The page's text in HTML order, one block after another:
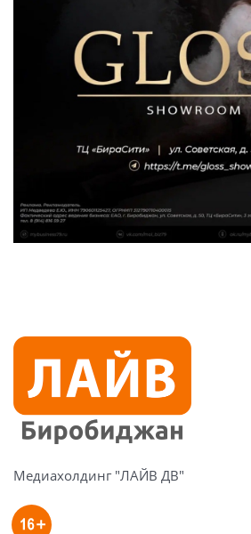
Медиахолдинг "ЛАЙВ ДВ"